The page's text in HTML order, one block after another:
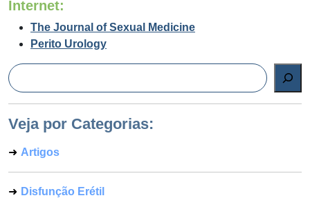
Internet:
The Journal of Sexual Medicine
Perito Urology
Pesquisar
Veja por Categorias:
Artigos
Disfunção Erétil